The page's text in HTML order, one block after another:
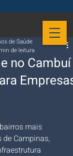
no Cambuí
Empresas
de Saúde
de leitura
mais
Campinas,